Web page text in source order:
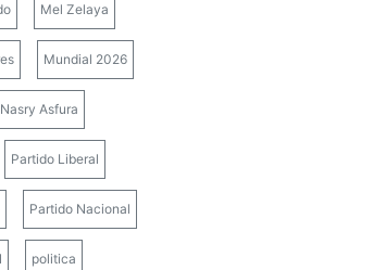
Mel Zelaya
Mundial 2026
Nasry Asfura
Partido Liberal
Partido Nacional
politica